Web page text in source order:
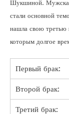
Шукшиной.
стали основной
нашла свою третью
которым долгое
Первый брак:
Второй брак:
Третий брак: